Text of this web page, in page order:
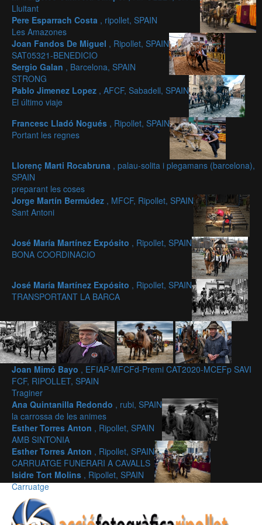
Lluitant
Pere Esparrach Costa , ripollet, SPAIN
Les Amazones
Joan Fandos De Miguel , Ripollet, SPAIN
SAT05321-BENEDICIO
Sergio Galan , Barcelona, SPAIN
STRONG
Pablo Jimenez Lopez , AFCF, Sabadell, SPAIN
El último viaje
Francesc Lladó Nogués , Ripollet, SPAIN
Portant les regnes
Llorenç Marti Rocabruna , palau-solita i plegamans (barcelona),
SPAIN
preparant les coses
Jorge Martín Bermúdez , MFCF, Ripollet, SPAIN
Sant Antoni
José María Martínez Expósito , Ripollet, SPAIN
BONA COORDINACIO
José María Martínez Expósito , Ripollet, SPAIN
TRANSPORTANT LA BARCA
Joan Mimó Bayo , EFIAP-MFCFd-Premi CAT2020-MCEFp SAVI
FCF, RIPOLLET, SPAIN
Traginer
Ana Quintanilla Redondo , rubi, SPAIN
la carrossa de les animes
Esther Torres Anton , Ripollet, SPAIN
AMB SINTONIA
Esther Torres Anton , Ripollet, SPAIN
CARRUATGE FUNERARI A CAVALLS
Isidre Tort Molins , Ripollet, SPAIN
Carruatge